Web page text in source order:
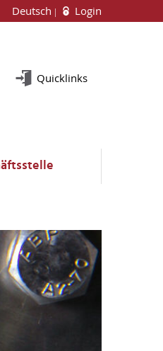
Deutsch Login
Quicklinks